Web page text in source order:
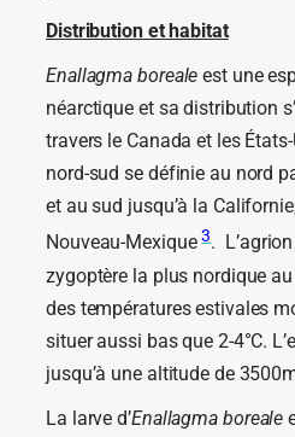
Distribution et habitat
Enallagma borealeest une
néarctique et sa distribution
travers le Canada et les
nord-sud se définie au nord
et au sud jusqu’à la
Nouveau-Mexique3.
zygoptère la plus nordique
des températures estivales
situer aussi bas que 2-4°C.
jusqu’à une altitude de
La larve d’Enallagma boreale